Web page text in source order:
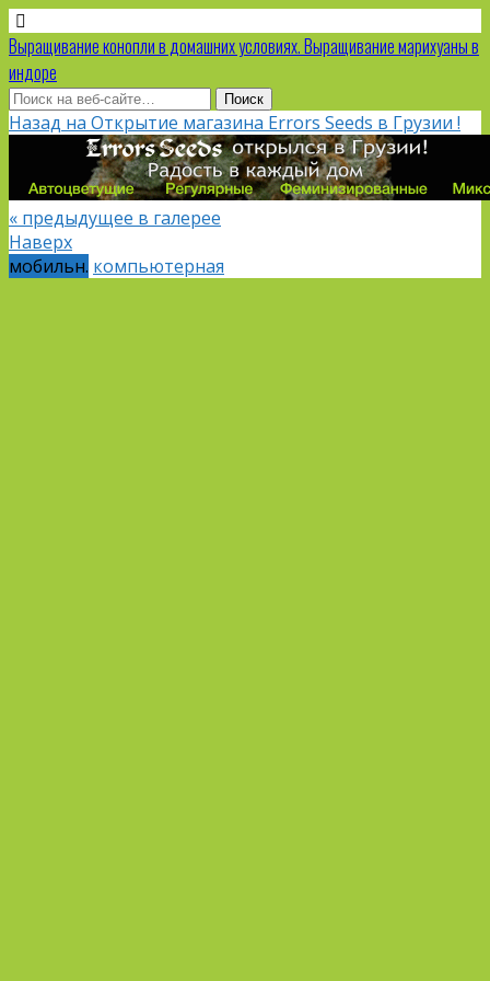
Выращивание конопли в домашних условиях. Выращивание марихуаны в
индоре
Назад на Открытие магазина Errors Seeds в Грузии !
« предыдущее в галерее
Наверх
мобильн. компьютерная